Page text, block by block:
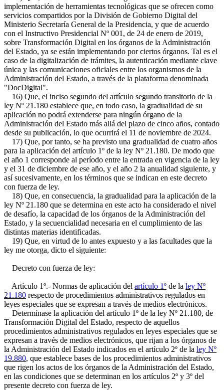
implementación de herramientas tecnológicas que se ofrecen como
servicios compartidos por la División de Gobierno Digital del
Ministerio Secretaría General de la Presidencia, y que de acuerdo
con el Instructivo Presidencial Nº 001, de 24 de enero de 2019,
sobre Transformación Digital en los órganos de la Administración
del Estado, ya se están implementando por ciertos órganos. Tal es el
caso de la digitalización de trámites, la autenticación mediante clave
única y las comunicaciones oficiales entre los organismos de la
Administración del Estado, a través de la plataforma denominada
"DocDigital".
16) Que, el inciso segundo del artículo segundo transitorio de la
ley Nº 21.180 establece que, en todo caso, la gradualidad de su
aplicación no podrá extenderse para ningún órgano de la
Administración del Estado más allá del plazo de cinco años, contado
desde su publicación, lo que ocurrirá el 11 de noviembre de 2024.
17) Que, por tanto, se ha previsto una gradualidad de cuatro años
para la aplicación del artículo 1º de la ley Nº 21.180. De modo que
el año 1 corresponde al período entre la entrada en vigencia de la ley
y el 31 de diciembre de ese año, y el año 2 la anualidad siguiente, y
así sucesivamente, en los términos que se indican en este decreto
con fuerza de ley.
18) Que, en consecuencia, la gradualidad para la aplicación de la
ley Nº 21.180 que se determina en este acto ha considerado el nivel
de desafío, la capacidad de los órganos de la Administración del
Estado, y la secuencialidad necesaria en el cumplimiento de las
distintas materias identificadas.
19) Que, en virtud de lo antes expuesto y a las facultades que la
ley me otorga, dicto el siguiente:
Decreto con fuerza de ley:
Artículo 1º.- Normas de aplicación del artículo 1º de la ley Nº
21.180 respecto de procedimientos administrativos regulados en
leyes especiales que se expresan a través de medios electrónicos.
Determínase la aplicación del artículo 1º de la ley Nº 21.180, de
Transformación Digital del Estado, respecto de aquellos
procedimientos administrativos regulados en leyes especiales que se
expresan a través de medios electrónicos, que rijan a los órganos de
la Administración del Estado indicados en el artículo 2º de la ley Nº
19.880, que establece bases de los procedimientos administrativos
que rigen los actos de los órganos de la Administración del Estado,
en las condiciones que se determinan en los artículos 2º y 3º del
presente decreto con fuerza de ley.